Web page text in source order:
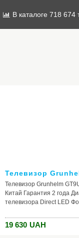
В каталоге 718 674
Телевизор
Телевизор Grunhelm
Китай Гарантия 2 года
телевизора Direct LED
CPU Cortex-A9(2-х
Version: 2.2) 1 х VGA 2 х
19 630 UAH